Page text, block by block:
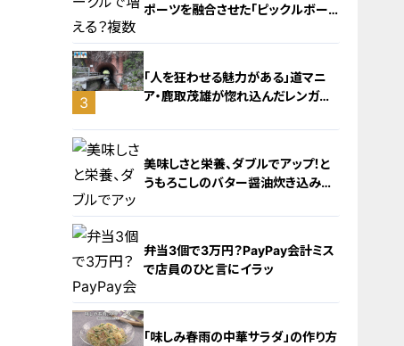
2
ポーツを融合させた「ピックルボー
3
「人を狂わせる魅力がある」道マニ
ア・鹿取茂雄が惚れ込んだレンガの
4
美味しさと栄養、ダブルでアップ！と
うもろこしのバター醤油炊き込みご
弁当3個で3万円？PayPay会計ミス
で店員のひと言にイラッ
「味しみ春雨の中華サラダ」の作り方